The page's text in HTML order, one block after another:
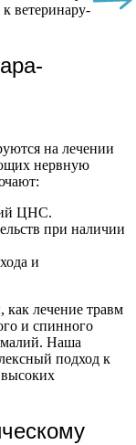
ветеринару-
на лечении
нервную
ЦНС.
при наличии
и
как лечение травм
и спинного
Наша
подход к
высоких